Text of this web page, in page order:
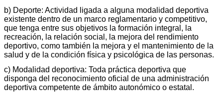
b) Deporte: Actividad ligada a alguna modalidad deportiva
existente dentro de un marco reglamentario y competitivo,
que tenga entre sus objetivos la formación integral, la
recreación, la relación social, la mejora del rendimiento
deportivo, como también la mejora y el mantenimiento de la
salud y de la condición física y psicológica de las personas.
c) Modalidad deportiva: Toda práctica deportiva que
disponga del reconocimiento oficial de una administración
deportiva competente de ámbito autonómico o estatal.